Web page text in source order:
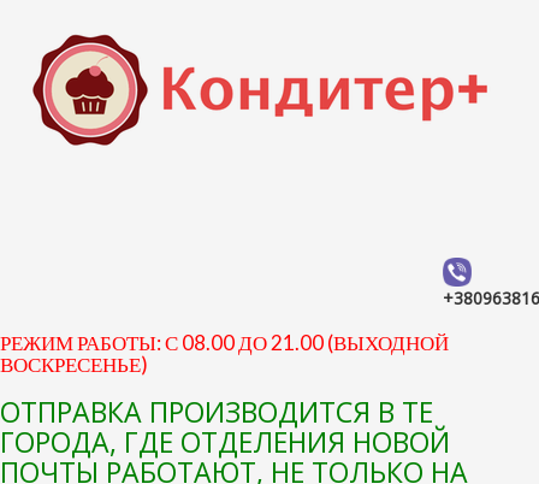
РЕЖИМ РАБОТЫ: С 08.00 ДО 21.00 (ВЫХОДНОЙ
ВОСКРЕСЕНЬЕ)
ОТПРАВКА ПРОИЗВОДИТСЯ В ТЕ
ГОРОДА, ГДЕ ОТДЕЛЕНИЯ НОВОЙ
ПОЧТЫ РАБОТАЮТ, НЕ ТОЛЬКО НА